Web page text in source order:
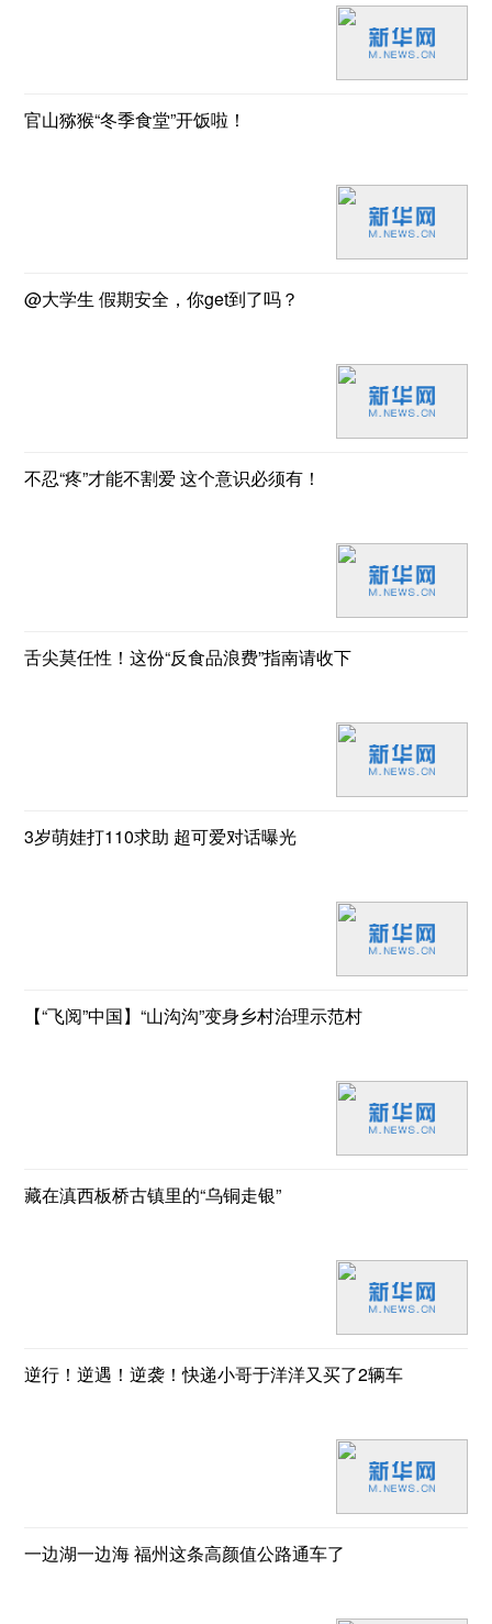
官山猕猴“冬季食堂”开饭啦！
@大学生 假期安全，你get到了吗？
不忍“疼”才能不割爱 这个意识必须有！
舌尖莫任性！这份“反食品浪费”指南请收下
3岁萌娃打110求助 超可爱对话曝光
【“飞阅”中国】“山沟沟”变身乡村治理示范村
藏在滇西板桥古镇里的“乌铜走银”
逆行！逆遇！逆袭！快递小哥于洋洋又买了2辆车
一边湖一边海 福州这条高颜值公路通车了